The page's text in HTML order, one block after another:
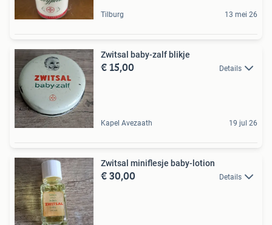
Tilburg 13 mei 26
Zwitsal baby-zalf blikje
€ 15,00 Details
Kapel Avezaath 19 jul 26
Zwitsal miniflesje baby-lotion
€ 30,00 Details